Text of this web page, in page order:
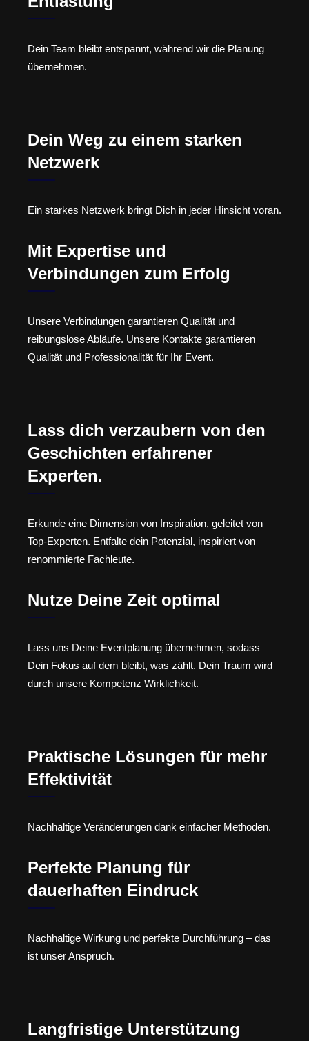
Dein Team bleibt entspannt, während wir die Planung
übernehmen.
Dein Weg zu einem starken
Netzwerk
Ein starkes Netzwerk bringt Dich in jeder Hinsicht voran.
Mit Expertise und
Verbindungen zum Erfolg
Unsere Verbindungen garantieren Qualität und
reibungslose Abläufe. Unsere Kontakte garantieren
Qualität und Professionalität für Ihr Event.
Lass dich verzaubern von den
Geschichten erfahrener
Experten.
Erkunde eine Dimension von Inspiration, geleitet von
Top-Experten. Entfalte dein Potenzial, inspiriert von
renommierte Fachleute.
Nutze Deine Zeit optimal
Lass uns Deine Eventplanung übernehmen, sodass
Dein Fokus auf dem bleibt, was zählt. Dein Traum wird
durch unsere Kompetenz Wirklichkeit.
Praktische Lösungen für mehr
Effektivität
Nachhaltige Veränderungen dank einfacher Methoden.
Perfekte Planung für
dauerhaften Eindruck
Nachhaltige Wirkung und perfekte Durchführung – das
ist unser Anspruch.
Langfristige Unterstützung